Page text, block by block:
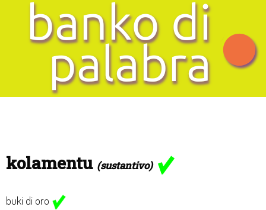
kolamentu (sustantivo)
buki di oro